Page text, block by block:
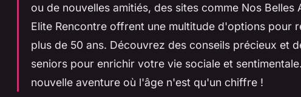
ou de nouvelles amitiés, des sites comme Nos Belles
Elite Rencontre offrent une multitude d'options pour
plus de 50 ans. Découvrez des conseils précieux et
seniors pour enrichir votre vie sociale et
nouvelle aventure où l'âge n'est qu'un chiffre !